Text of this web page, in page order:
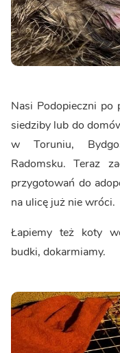
Nasi Podopieczni
siedziby lub do
w Toruniu,
Radomsku. Teraz
przygotowań do
na ulicę już nie wróci.
Łapiemy też koty
budki, dokarmiamy.